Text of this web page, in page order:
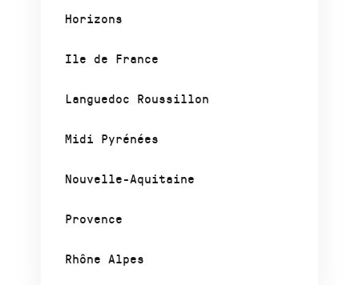
Horizons
Ile de France
Languedoc Roussillon
Midi Pyrénées
Nouvelle-Aquitaine
Provence
Rhône Alpes